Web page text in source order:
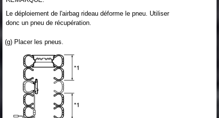
Le déploiement de l'airbag rideau déforme le pneu. Utiliser
donc un pneu de récupération.
(g) Placer les pneus.